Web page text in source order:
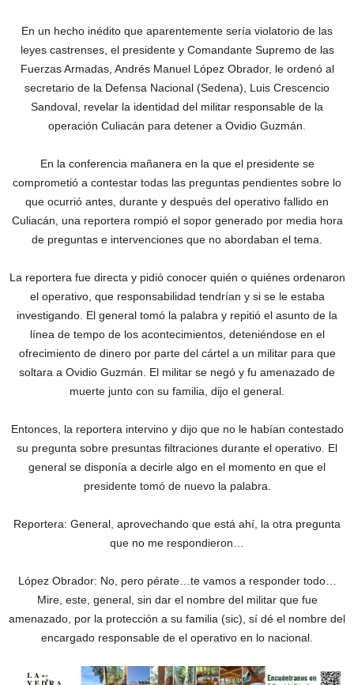
En un hecho inédito que aparentemente sería violatorio de las
leyes castrenses, el presidente y Comandante Supremo de las
Fuerzas Armadas, Andrés Manuel López Obrador, le ordenó al
secretario de la Defensa Nacional (Sedena), Luis Crescencio
Sandoval, revelar la identidad del militar responsable de la
operación Culiacán para detener a Ovidio Guzmán.
En la conferencia mañanera en la que el presidente se
comprometió a contestar todas las preguntas pendientes sobre lo
que ocurrió antes, durante y después del operativo fallido en
Culiacán, una reportera rompió el sopor generado por media hora
de preguntas e intervenciones que no abordaban el tema.
La reportera fue directa y pidió conocer quién o quiénes ordenaron
el operativo, que responsabilidad tendrían y si se le estaba
investigando. El general tomó la palabra y repitió el asunto de la
línea de tempo de los acontecimientos, deteniéndose en el
ofrecimiento de dinero por parte del cártel a un militar para que
soltara a Ovidio Guzmán. El militar se negó y fu amenazado de
muerte junto con su familia, dijo el general.
Entonces, la reportera intervino y dijo que no le habían contestado
su pregunta sobre presuntas filtraciones durante el operativo. El
general se disponía a decirle algo en el momento en que el
presidente tomó de nuevo la palabra.
Reportera: General, aprovechando que está ahí, la otra pregunta
que no me respondieron…
López Obrador: No, pero pérate…te vamos a responder todo…
Mire, este, general, sin dar el nombre del militar que fue
amenazado, por la protección a su familia (sic), sí dé el nombre del
encargado responsable de el operativo en lo nacional.